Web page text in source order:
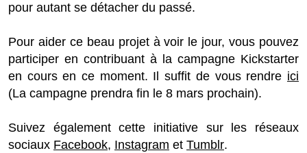
pour autant se détacher du passé.
Pour aider ce beau projet à voir le jour, vous pouvez
participer en contribuant à la campagne Kickstarter
en cours en ce moment. Il suffit de vous rendre ici
(La campagne prendra fin le 8 mars prochain).
Suivez également cette initiative sur les réseaux
sociaux Facebook, Instagram et Tumblr.